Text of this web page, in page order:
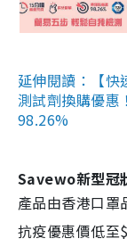
延伸閱讀：【快
測試劑換購優惠
98.26%
Savewo新型冠
產品由香港口罩
抗疫優惠價低至